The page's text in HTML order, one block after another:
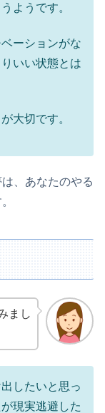
ようです。
ーションがな
いい状態とは
大切です。
、あなたのやる
まし
したいと思っ
現実逃避した